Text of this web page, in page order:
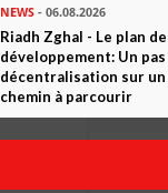
NEWS- 06.08.2026
Riadh Zghal - Le plan de
développement: Un
décentralisation sur un
chemin à parcourir